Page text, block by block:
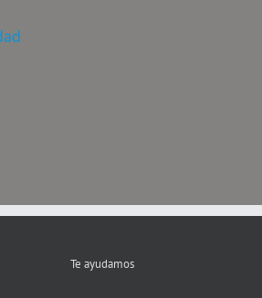
Te ayudamos